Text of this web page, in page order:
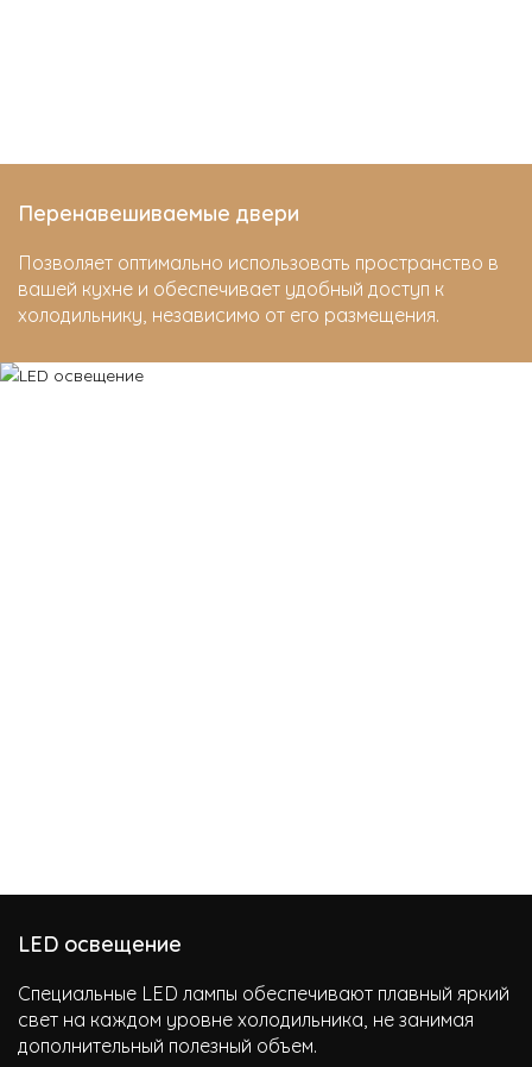
Перенавешиваемые двери
Позволяет оптимально использовать пространство в
вашей кухне и обеспечивает удобный доступ к
холодильнику, независимо от его размещения.
LED освещение
Специальные LED лампы обеспечивают плавный яркий
свет на каждом уровне холодильника, не занимая
дополнительный полезный объем.